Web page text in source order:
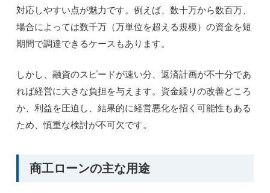
対応しやすい点が魅力です。例えば、数十万から数百万、
場合によっては数千万（万単位を超える規模）の資金を短
期間で調達できるケースもあります。
しかし、融資のスピードが速い分、返済計画が不十分であ
れば経営に大きな負担を与えます。資金繰りの改善どころ
か、利益を圧迫し、結果的に経営悪化を招く可能性もある
ため、慎重な検討が不可欠です。
商工ローンの主な用途